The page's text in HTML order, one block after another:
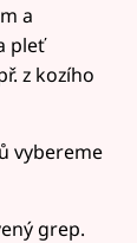
a
pleť
z kozího
vybereme
grep.